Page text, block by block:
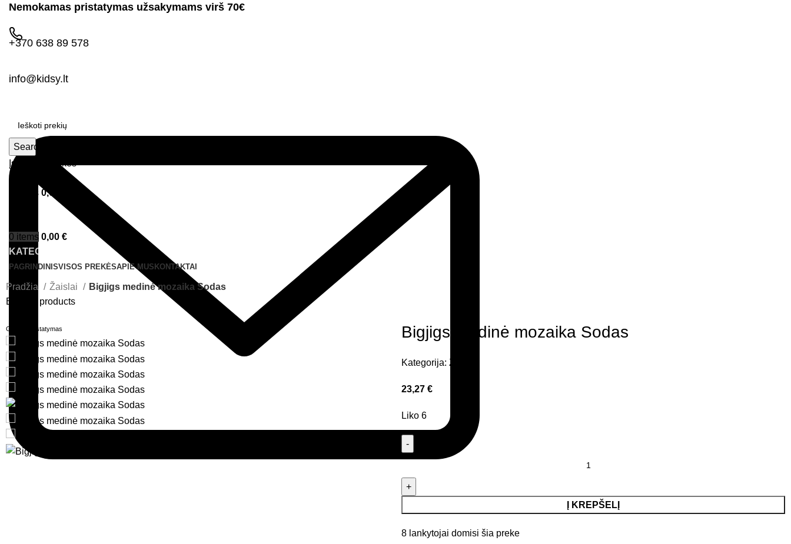
Nemokamas pristatymas užsakymams virš 70€
+370 638 89 578
info@kidsy.lt
Search
Įsimintos prekės
Prisijungimas
items 0,00
0 items 0,00 €
KATEGORIJOS
PAGRINDINISVISOS PREKĖSAPIE MUS KONTAKTAI
Pradžia Žaislai
Bigjigs medinė mozaika Sodas
Back to products
Greitas pristatymas Bigjigs medinė mozaika Sodas
Kategorija: Žaislai
23,27 €
Liko 6
Į KREPŠELĮ
8 lankytojai domisi šia preke